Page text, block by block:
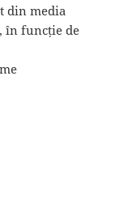
din media
în funcție de